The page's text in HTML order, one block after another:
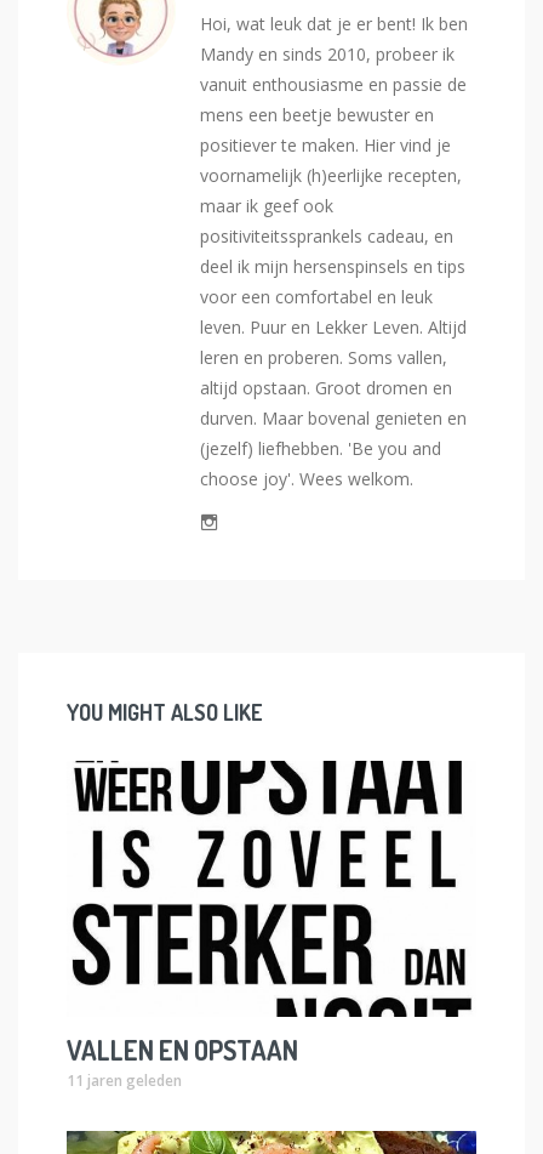
Hoi, wat leuk dat je er bent! Ik ben
Mandy en sinds 2010, probeer ik
vanuit enthousiasme en passie de
mens een beetje bewuster en
positiever te maken. Hier vind je
voornamelijk (h)eerlijke recepten,
maar ik geef ook
positiviteitssprankels cadeau, en
deel ik mijn hersenspinsels en tips
voor een comfortabel en leuk
leven. Puur en Lekker Leven. Altijd
leren en proberen. Soms vallen,
altijd opstaan. Groot dromen en
durven. Maar bovenal genieten en
(jezelf) liefhebben. 'Be you and
choose joy'. Wees welkom.
YOU MIGHT ALSO LIKE
VALLEN EN OPSTAAN
11 jaren geleden